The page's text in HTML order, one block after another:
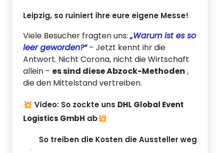
Leipzig, so ruiniert ihre eure eigene Messe!
Viele Besucher fragten uns:„Warum ist es so
leer geworden?“– Jetzt kennt ihr die
Antwort. Nicht Corona, nicht die Wirtschaft
allein – es sind diese Abzock-Methoden ,
die den Mittelstand vertreiben.
💥 Video: So zockte uns DHL Global Event
Logistics GmbH ab💥
So treiben die Kosten die Aussteller weg